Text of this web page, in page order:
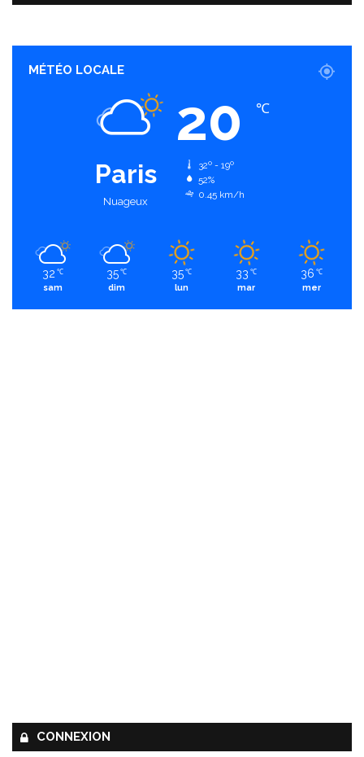
MÉTÉO LOCALE
Paris
Nuageux
20 ℃
32º - 19º
52%
0.45 km/h
32 ℃
sam
35 ℃
dim
35 ℃
lun
33 ℃
mar
36 ℃
mer
CONNEXION